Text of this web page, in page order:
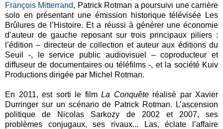
François Mitterrand, Patrick Rotman a poursuivi une carrière
solo en présentant une émission historique télévisée Les
Brûlures de l’Histoire. Et a réussi à générer une économie
d’auteur de gauche reposant sur trois principaux piliers :
l’édition – directeur de collection et auteur aux éditions du
Seuil -, le service public audiovisuel – coproducteur et
diffuseur de documentaires ou téléfilms -, et la société Kuiv
Productions dirigée par Michel Rotman.
En 2011, est sorti le film La Conquêteréalisé par Xavier
Durringer sur un scénario de Patrick Rotman. L’ascension
politique de Nicolas Sarkozy de 2002 et 2007, ses
problèmes conjugaux, ses rivaux... Las, éclate l’affaire